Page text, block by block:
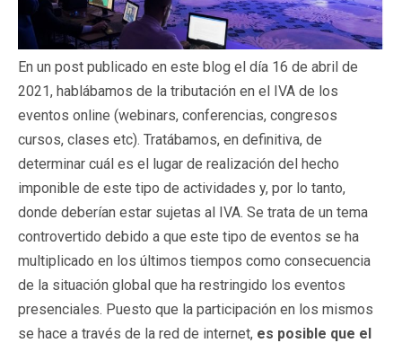
En un post publicado en este blog el día 16 de abril de
2021, hablábamos de la tributación en el IVA de los
eventos online (webinars, conferencias, congresos
cursos, clases etc). Tratábamos, en definitiva, de
determinar cuál es el lugar de realización del hecho
imponible de este tipo de actividades y, por lo tanto,
donde deberían estar sujetas al IVA. Se trata de un tema
controvertido debido a que este tipo de eventos se ha
multiplicado en los últimos tiempos como consecuencia
de la situación global que ha restringido los eventos
presenciales. Puesto que la participación en los mismos
se hace a través de la red de internet, es posible que el